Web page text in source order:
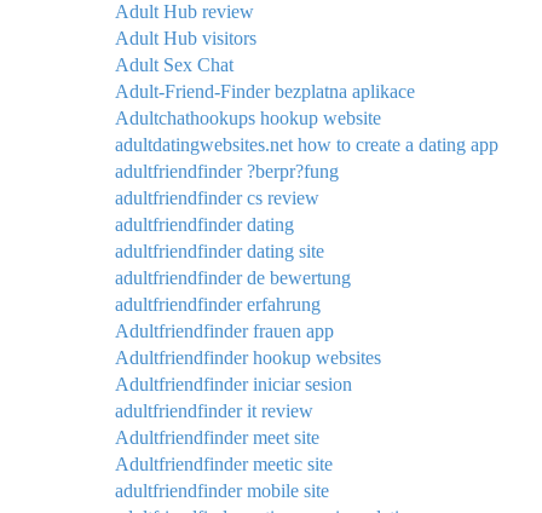
Adult Hub review
Adult Hub visitors
Adult Sex Chat
Adult-Friend-Finder bezplatna aplikace
Adultchathookups hookup website
adultdatingwebsites.net how to create a dating app
adultfriendfinder ?berpr?fung
adultfriendfinder cs review
adultfriendfinder dating
adultfriendfinder dating site
adultfriendfinder de bewertung
adultfriendfinder erfahrung
Adultfriendfinder frauen app
Adultfriendfinder hookup websites
Adultfriendfinder iniciar sesion
adultfriendfinder it review
Adultfriendfinder meet site
Adultfriendfinder meetic site
adultfriendfinder mobile site